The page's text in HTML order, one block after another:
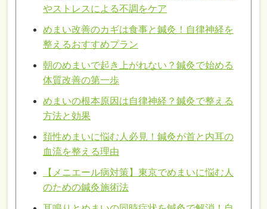
やストレスによる不調をケア
めまい改善のカギは食事と鍼灸！自律神経を
整えるおすすめプラン
朝のめまいで起き上がれない？鍼灸で始める
体質改善の第一歩
めまいの根本原因は自律神経？鍼灸で整える
方法と効果
頚性めまいに悩む人必見！鍼灸が首と内耳の
血流を整える理由
【メニエール病対策】東京でめまいに悩む人
のための鍼灸施術法